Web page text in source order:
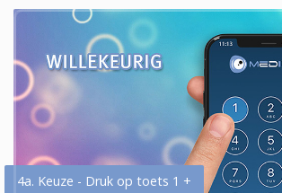
4a. Keuze - Druk op toets 1 +